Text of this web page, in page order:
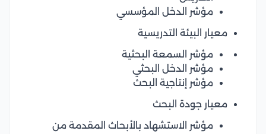
مؤشر الدخل المؤسسي
معيار البيئة التدريسية
مؤشر السمعة البحثية
مؤشر الدخل البحثي
مؤشر إنتاجية البحث
معيار جودة البحث
مؤشر الاستشهاد بالأبحاث المقدمة من